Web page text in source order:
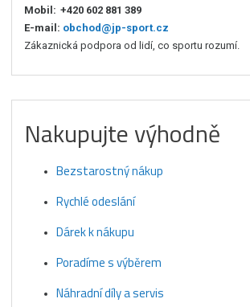
Mobil: +420 602 881 389
E-mail: obchod@jp-sport.cz
Zákaznická podpora od lidí, co sportu rozumí.
Nakupujte výhodně
Bezstarostný nákup
Rychlé odeslání
Dárek k nákupu
Poradíme s výběrem
Náhradní díly a servis